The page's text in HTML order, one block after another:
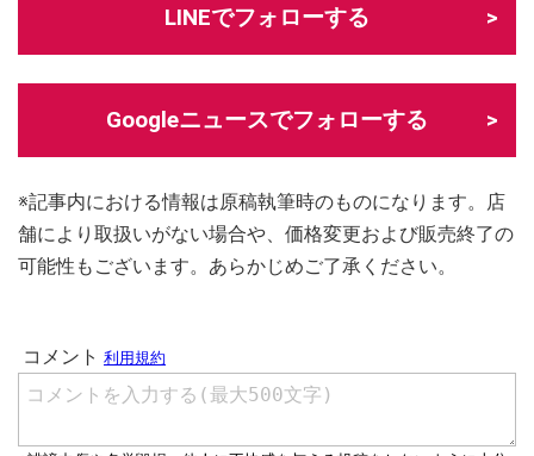
LINEでフォローする
Googleニュースでフォローする
※記事内における情報は原稿執筆時のものになります。店
舗により取扱いがない場合や、価格変更および販売終了の
可能性もございます。あらかじめご了承ください。